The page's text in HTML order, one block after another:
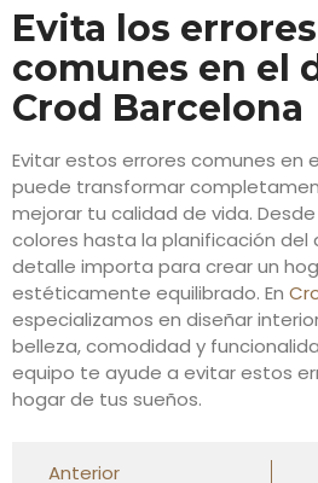
Evita los
comunes en el
Crod Barcelona
Evitar estos errores comunes en
puede transformar
mejorar tu calidad de vida.
colores hasta la planificación
detalle importa para crear un
estéticamente equilibrado. En
especializamos en diseñar
belleza, comodidad y
equipo te ayude a evitar estos
hogar de tus sueños.
Anterior